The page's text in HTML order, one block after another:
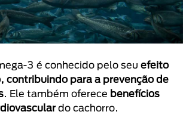
3 é conhecido pelo seu efeito
contribuindo para a prevenção de
. Ele também oferece benefícios
do cachorro.